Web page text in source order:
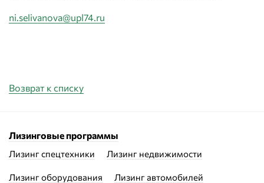
ni.selivanova@upl74.ru
Возврат к списку
Лизинговые программы
Лизинг спецтехники Лизинг недвижимости
Лизинг оборудования Лизинг автомобилей